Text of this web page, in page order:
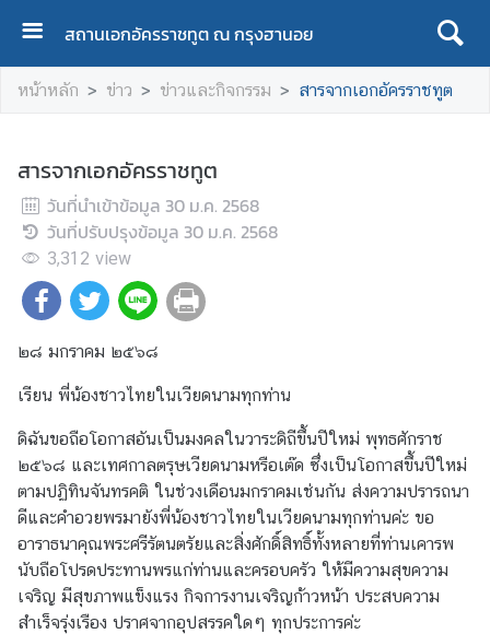
สถานเอกอัครราชทูต ณ กรุงฮานอย
ห
น้
ลั
ก
/
H
o
m
A
b
o
u
t
U
s
/
เ
หน้าหลัก ข่าว ข่าวและกิจกรรม สารจากเอกอัครราชทูต
สารจากเอกอัครราชทูต
วันที่นำเข้าข้อมูล 30 ม.ค. 2568
วันที่ปรับปรุงข้อมูล 30 ม.ค. 2568
3,312 view
๒๘ มกราคม ๒๕๖๘
เรียน พี่น้องชาวไทยในเวียดนามทุกท่าน
ดิฉันขอถือโอกาสอันเป็นมงคลในวาระดิถีขึ้นปีใหม่ พุทธศักราช
๒๕๖๘ และเทศกาลตรุษเวียดนามหรือเต๊ด ซึ่งเป็นโอกาสขึ้นปีใหม่
ตามปฏิทินจันทรคติ ในช่วงเดือนมกราคมเช่นกัน ส่งความปรารถนา
ดีและคำอวยพรมายังพี่น้องชาวไทยในเวียดนามทุกท่านค่ะ ขอ
อาราธนาคุณพระศรีรัตนตรัยและสิ่งศักดิ์สิทธิ์ทั้งหลายที่ท่านเคารพ
นับถือโปรดประทานพรแก่ท่านและครอบครัว ให้มีความสุขความ
เจริญ มีสุขภาพแข็งแรง กิจการงานเจริญก้าวหน้า ประสบความ
สำเร็จรุ่งเรือง ปราศจากอุปสรรคใดๆ ทุกประการค่ะ